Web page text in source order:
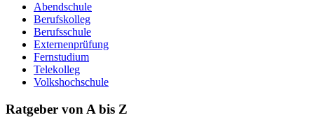
Abendschule
Berufskolleg
Berufsschule
Externenprüfung
Fernstudium
Telekolleg
Volkshochschule
Ratgeber von A bis Z